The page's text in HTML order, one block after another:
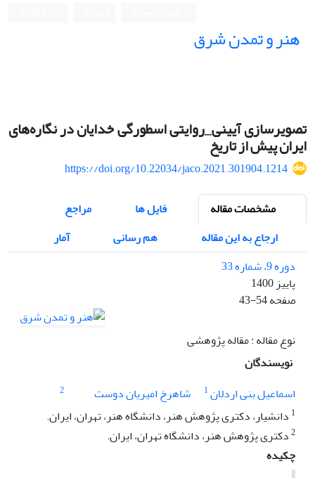
هنر و تمدن شرق
تصویرسازی آیینی_روایتی اسطورگی خدایان در نگاره‌های
ایران پیش از تاریخ
https://doi.org/10.22034/jaco.2021.301904.1214
مشخصات مقاله
فایل ها
مراجع
ارجاع به این مقاله
هم رسانی
آمار
دوره 9، شماره 33
پاییز 1400
صفحه43-54
نوع مقاله : مقاله پژوهشی
نویسندگان
اسماعیل بنی اردلان1 شاهرخ امیریان دوست
2
1 دانشیار، دکتری پژوهش هنر، دانشگاه هنر، تهران، ایران.
2دکتری پژوهش هنر، دانشگاه تهران، ایران.
چکیده